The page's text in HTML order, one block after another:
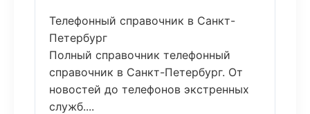
Телефонный справочник в Санкт-
Петербург
Полный справочник телефонный
справочник в Санкт-Петербург. От
новостей до телефонов экстренных
служб....